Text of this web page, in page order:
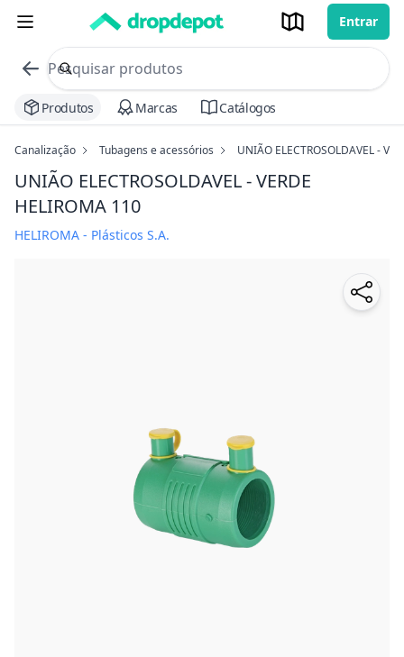
Entrar
commerce search no header
Procurar
Produtos Marcas Catálogos
Canalização Tubagens e acessórios UNIÃO ELECTROSOLDAVEL -
UNIÃO ELECTROSOLDAVEL - VERDE
HELIROMA 110
HELIROMA - Plásticos S.A.